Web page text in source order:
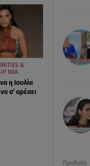
Προβολή
&
ΝΕΑ
η Ιουλία
σ’ αρέσει